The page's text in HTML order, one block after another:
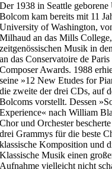
Der 1938 in Seattle
Bolcom kam bereits mit 11
University of Washington,
Milhaud an das Mills
zeitgenössischen Musik in
an das Conservatoire de
Composer Awards. 1988
seine »12 New Etudes for
die zweite der drei CDs, auf
Bolcoms vorstellt. Dessen
Experience« nach William
Chor und Orchester
drei Grammys für die beste
klassische Komposition und
Klassische Musik einen
Aufnahme vielleicht nicht